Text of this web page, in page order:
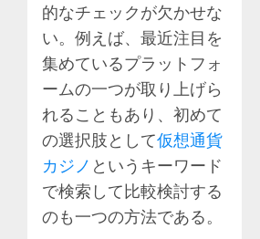
的なチェックが欠かせな
い。例えば、最近注目を
集めているプラットフォ
ームの一つが取り上げら
れることもあり、初めて
の選択肢として仮想通貨
カジノ というキーワード
で検索して比較検討する
のも一つの方法である。